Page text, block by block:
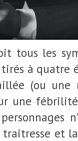
tous les
tirés à
(ou une
une
traitresse et